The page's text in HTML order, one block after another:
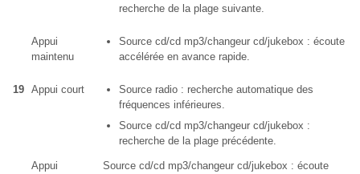
recherche de la plage suivante.
Appui
maintenu
Source cd/cd mp3/changeur cd/jukebox : écoute
accélérée en avance rapide.
19 Appui court
Source radio : recherche automatique des
fréquences inférieures.
Source cd/cd mp3/changeur cd/jukebox :
recherche de la plage précédente.
Appui
Source cd/cd mp3/changeur cd/jukebox : écoute